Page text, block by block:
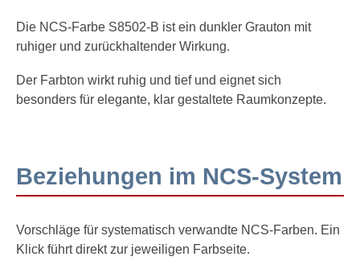
Die NCS-Farbe S8502-B ist ein dunkler Grauton mit
ruhiger und zurückhaltender Wirkung.
Der Farbton wirkt ruhig und tief und eignet sich
besonders für elegante, klar gestaltete Raumkonzepte.
Beziehungen im NCS-System
Vorschläge für systematisch verwandte NCS-Farben. Ein
Klick führt direkt zur jeweiligen Farbseite.